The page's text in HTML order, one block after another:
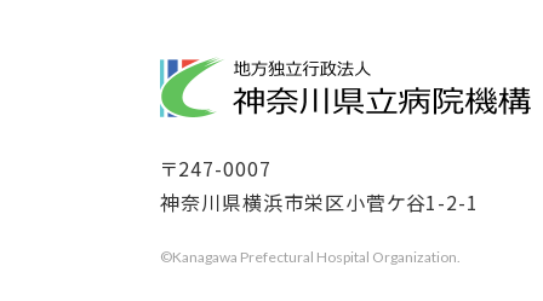
〒247-0007
神奈川県横浜市栄区小菅ケ谷1-2-1
©Kanagawa Prefectural Hospital Organization.